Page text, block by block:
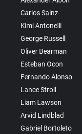
Carlos Sainz
Kimi Antonelli
George Russell
Oliver Bearman
Esteban Ocon
Fernando Alonso
Lance Stroll
Liam Lawson
Arvid Lindblad
Gabriel Bortoleto